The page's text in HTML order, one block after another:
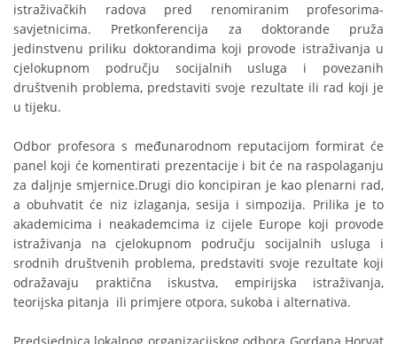
istraživačkih radova pred renomiranim profesorima-
savjetnicima. Pretkonferencija za doktorande pruža
jedinstvenu priliku doktorandima koji provode istraživanja u
cjelokupnom području socijalnih usluga i povezanih
društvenih problema, predstaviti svoje rezultate ili rad koji je
u tijeku.
Odbor profesora s međunarodnom reputacijom formirat će
panel koji će komentirati prezentacije i bit će na raspolaganju
za daljnje smjernice.Drugi dio koncipiran je kao plenarni rad,
a obuhvatit će niz izlaganja, sesija i simpozija. Prilika je to
akademicima i neakademcima iz cijele Europe koji provode
istraživanja na cjelokupnom području socijalnih usluga i
srodnih društvenih problema, predstaviti svoje rezultate koji
odražavaju praktična iskustva, empirijska istraživanja,
teorijska pitanja ili primjere otpora, sukoba i alternativa.